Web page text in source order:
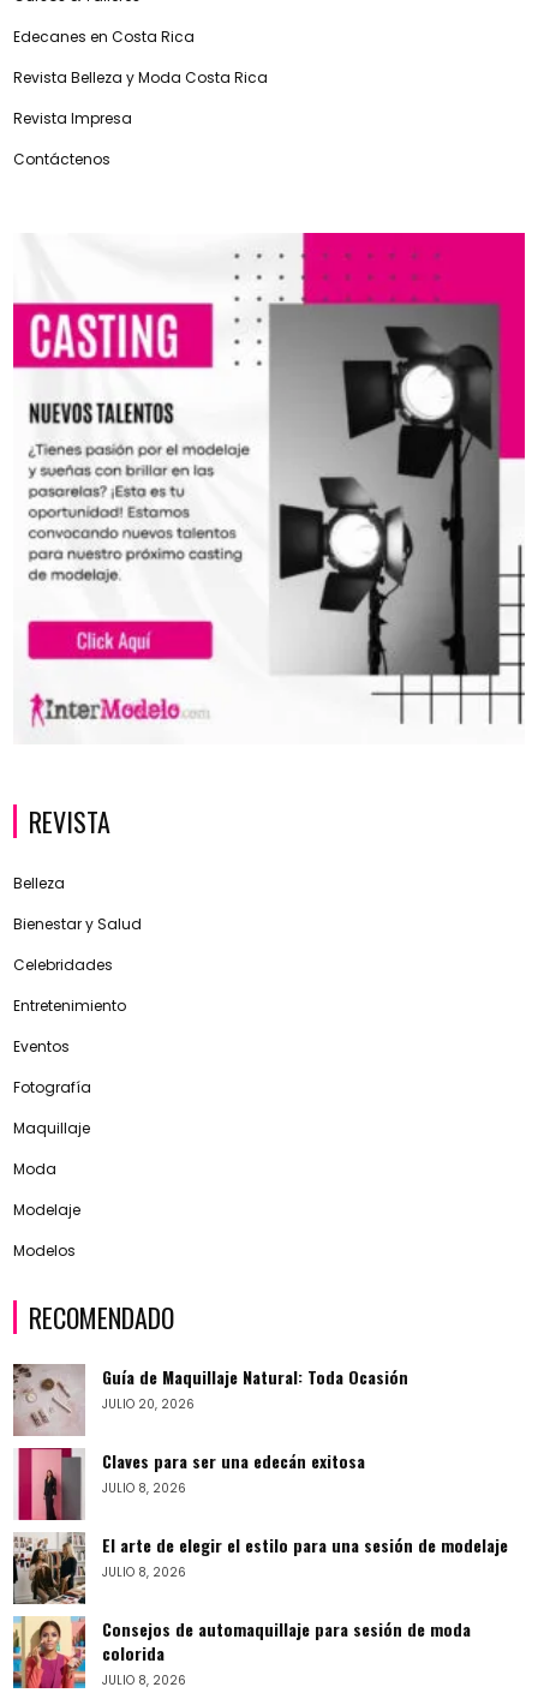
Edecanes en Costa Rica
Revista Belleza y Moda Costa Rica
Revista Impresa
Contáctenos
REVISTA
Belleza
Bienestar y Salud
Celebridades
Entretenimiento
Eventos
Fotografía
Maquillaje
Moda
Modelaje
Modelos
RECOMENDADO
Guía de Maquillaje Natural: Toda Ocasión
JULIO 20, 2026
Claves para ser una edecán exitosa
JULIO 8, 2026
El arte de elegir el estilo para una sesión de modelaje
JULIO 8, 2026
Consejos de automaquillaje para sesión de moda
colorida
JULIO 8, 2026